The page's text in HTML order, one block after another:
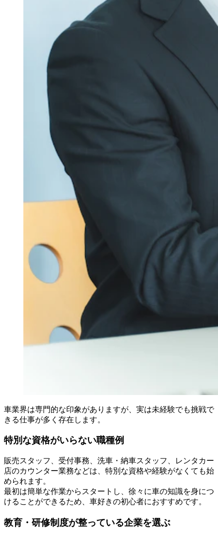
車業界は専門的な印象がありますが、実は未経験でも挑戦で
きる仕事が多く存在します。
特別な資格がいらない職種例
販売スタッフ、受付事務、洗車・納車スタッフ、レンタカー
店のカウンター業務などは、特別な資格や経験がなくても始
められます。
最初は簡単な作業からスタートし、徐々に車の知識を身につ
けることができるため、車好きの初心者におすすめです。
教育・研修制度が整っている企業を選ぶ